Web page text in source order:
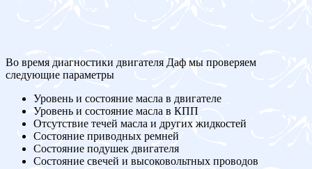
Во время диагностики двигателя Даф мы проверяем
следующие параметры
Уровень и состояние масла в двигателе
Уровень и состояние масла в КПП
Отсутствие течей масла и других жидкостей
Состояние приводных ремней
Состояние подушек двигателя
Состояние свечей и высоковольтных проводов